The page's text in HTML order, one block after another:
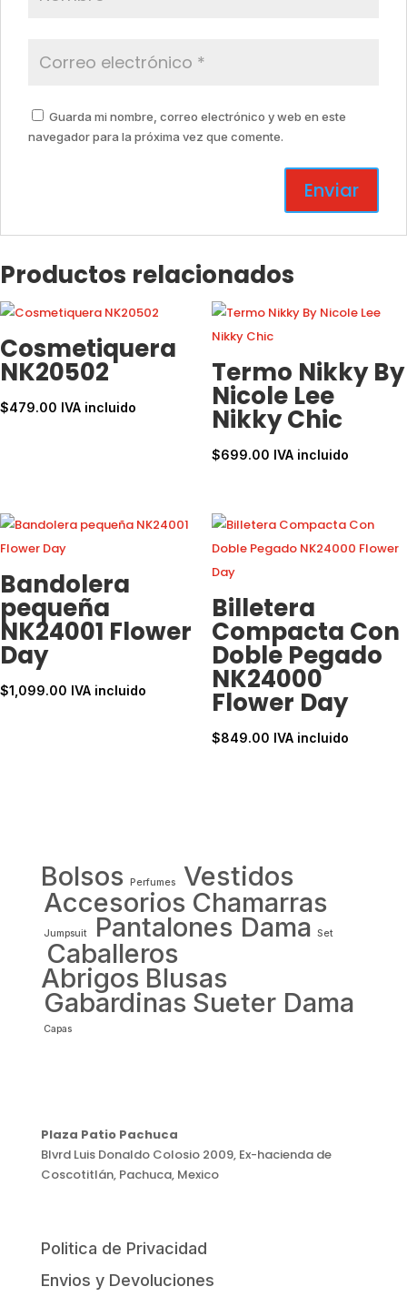
Guarda mi nombre, correo electrónico y web en este
navegador para la próxima vez que comente.
Productos relacionados
Cosmetiquera
NK20502
$479.00 IVA incluido
Termo Nikky By
Nicole Lee
Nikky Chic
$699.00 IVA incluido
Bandolera
pequeña
NK24001 Flower
Day
$1,099.00 IVA incluido
Billetera
Compacta Con
Doble Pegado
NK24000
Flower Day
$849.00 IVA incluido
Bolsos Perfumes
Vestidos
Accesorios Chamarras
Jumpsuit Pantalones Dama Set
Caballeros
Abrigos Blusas
Gabardinas Sueter Dama
Capas
Plaza Patio Pachuca
Blvrd Luis Donaldo Colosio 2009, Ex-hacienda de
Coscotitlán, Pachuca, Mexico
Politica de Privacidad
Envios y Devoluciones